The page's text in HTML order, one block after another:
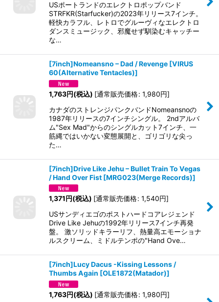
USポートランドのエレクトロポップバンド
STRFKR(Starfucker)の2023年リリース7インチ。
軽快カラフル、レトロでグルーヴィなエレクトロ
ダンスミュージック、邪魔せず馴染むキャッチー
な…
[7inch]Nomeansno – Dad / Revenge [VIRUS
60(Alternative Tentacles)]
1,763円(税込) [通常販売価格: 1,980円]
カナダのストレンジパンクバンドNomeansnoの
1987年リリースの7インチシングル。 2ndアルバ
ム"Sex Mad"からのシングルカット7インチ、一
筋縄ではいかない変態展開と、ゴリゴリな尖っ
た…
[7inch]Drive Like Jehu – Bullet Train To Vegas
/ Hand Over Fist [MRG023(Merge Records)]
1,371 円(税込) [通常販売価格: 1,540円]
USサンディエゴのポストハードコアレジェンド
Drive Like Jehuの1992年リリース7インチ再発
盤。 激ソリッドキラーリフ、熱量高エモーショナ
ルスクリーム、ミドルテンポの"Hand Ove…
[7inch]Lucy Dacus -Kissing Lessons /
Thumbs Again [OLE1872(Matador)]
1,763円(税込) [通常販売価格: 1,980円]